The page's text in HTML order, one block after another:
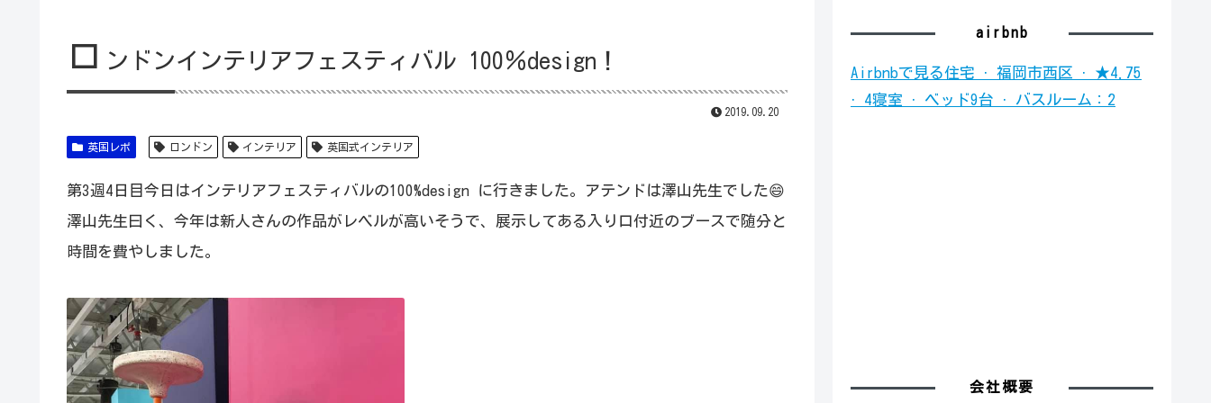
ロ ンドンインテリアフェスティバル 100％design！
2019.09.20
英国レポ ロンドン インテリア 英国式インテリア
第3週4日目今日はインテリアフェスティバルの100%design に行きました。アテンドは澤山先生でした😄
澤山先生曰く、今年は新人さんの作品がレベルが高いそうで、展示してある入り口付近のブースで随分と
時間を費やしました。
airbnb
Airbnbで見る住宅 · 福岡市西区 · ★4.75
· 4寝室 · ベッド9台 · バスルーム：2
会社概要